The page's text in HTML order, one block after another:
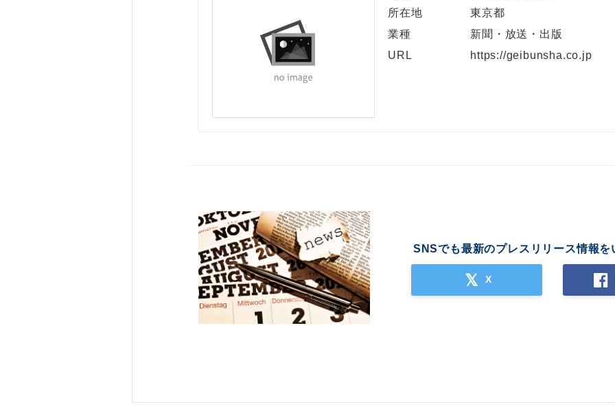
所在地
東京都
業種
新聞・放送・出版
URL
https://geibunsha.co.jp
SNSでも最新のプレスリリース情報を
X